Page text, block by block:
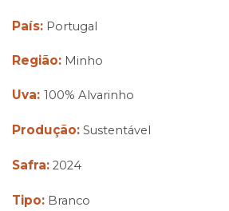
País: Portugal
Região: Minho
Uva: 100% Alvarinho
Produção: Sustentável
Safra: 2024
Tipo: Branco